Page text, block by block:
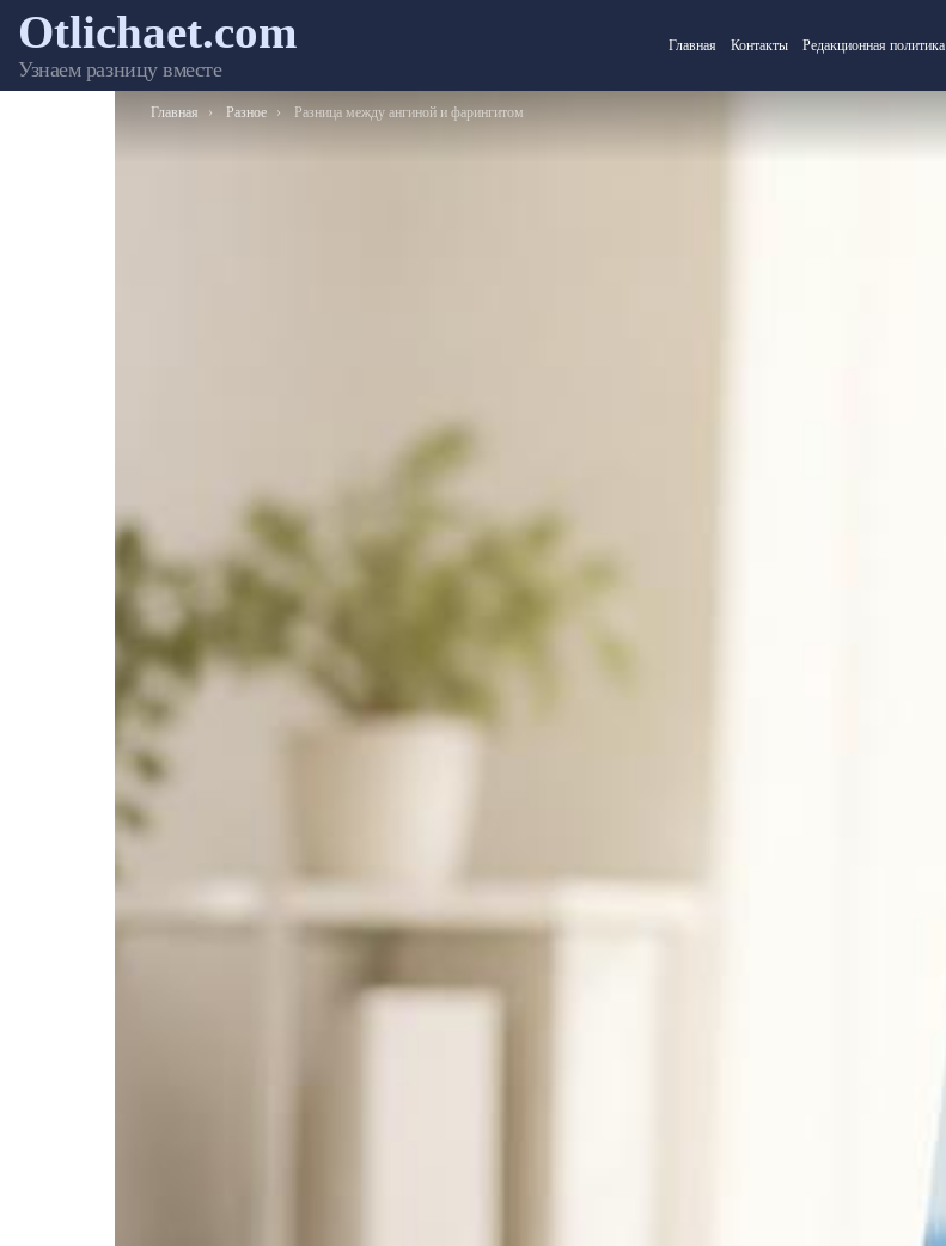
Otlichaet.com
Узнаем разницу вместе
Главная Контакты Редакционная политика
Вы здесь:
Главная Разное Разница между ангиной и фарингитом